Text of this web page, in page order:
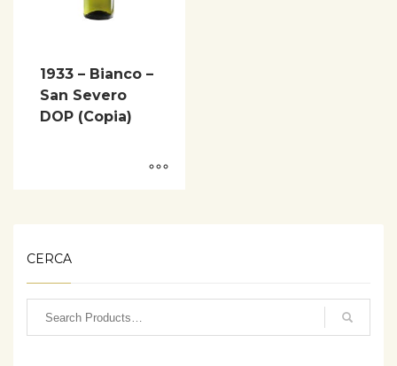
1933 – Bianco –
San Severo
DOP (Copia)
CERCA